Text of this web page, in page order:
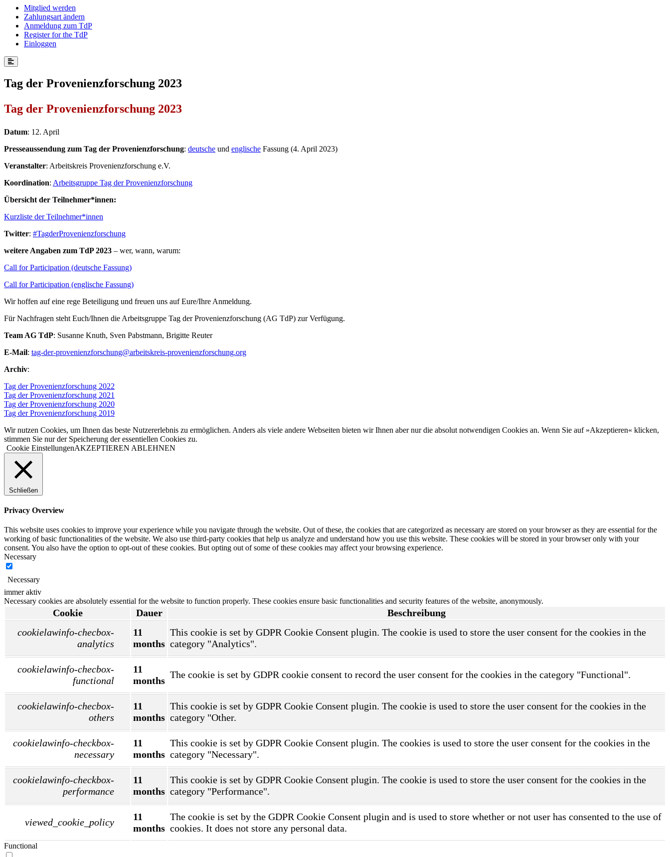
Mitglied werden
Zahlungsart ändern
Anmeldung zum TdP
Register for the TdP
Einloggen
Tag der Provenienzforschung 2023
Tag der Provenienzforschung 2023
Datum: 12. April
Presseaussendung zum Tag der Provenienzforschung: deutsche und englische Fassung (4. April 2023)
Veranstalter: Arbeitskreis Provenienzforschung e.V.
Koordination: Arbeitsgruppe Tag der Provenienzforschung
Übersicht der Teilnehmer*innen:
Kurzliste der Teilnehmer*innen
Twitter: #TagderProvenienzforschung
weitere Angaben zum TdP 2023 – wer, wann, warum:
Call for Participation (deutsche Fassung)
Call for Participation (englische Fassung)
Wir hoffen auf eine rege Beteiligung und freuen uns auf Eure/Ihre Anmeldung.
Für Nachfragen steht Euch/Ihnen die Arbeitsgruppe Tag der Provenienzforschung (AG TdP) zur Verfügung.
Team AG TdP: Susanne Knuth, Sven Pabstmann, Brigitte Reuter
E-Mail: tag-der-provenienzforschung@arbeitskreis-provenienzforschung.org
Archiv:
Tag der Provenienzforschung 2022
Tag der Provenienzforschung 2021
Tag der Provenienzforschung 2020
Tag der Provenienzforschung 2019
Wir nutzen Cookies, um Ihnen das beste Nutzererlebnis zu ermöglichen. Anders als viele andere Webseiten bieten wir Ihnen aber nur die absolut notwendigen Cookies an. Wenn Sie auf »Akzeptieren« klicken,
stimmen Sie nur der Speicherung der essentiellen Cookies zu.
Cookie EinstellungenAKZEPTIEREN ABLEHNEN
Schließen
Privacy Overview
This website uses cookies to improve your experience while you navigate through the website. Out of these, the cookies that are categorized as necessary are stored on your browser as they are essential for the
working of basic functionalities of the website. We also use third-party cookies that help us analyze and understand how you use this website. These cookies will be stored in your browser only with your
consent. You also have the option to opt-out of these cookies. But opting out of some of these cookies may affect your browsing experience.
Necessary
Necessary
immer aktiv
Necessary cookies are absolutely essential for the website to function properly. These cookies ensure basic functionalities and security features of the website, anonymously.
Cookie Dauer
Beschreibung
cookielawinfo-checbox-
analytics
11
months
This cookie is set by GDPR Cookie Consent plugin. The cookie is used to store the user consent for the cookies in the
category "Analytics".
cookielawinfo-checbox-
functional
11
months
The cookie is set by GDPR cookie consent to record the user consent for the cookies in the category "Functional".
cookielawinfo-checbox-
others
11
months
This cookie is set by GDPR Cookie Consent plugin. The cookie is used to store the user consent for the cookies in the
category "Other.
cookielawinfo-checkbox-
necessary
11
months
This cookie is set by GDPR Cookie Consent plugin. The cookies is used to store the user consent for the cookies in the
category "Necessary".
cookielawinfo-checkbox-
performance
11
months
This cookie is set by GDPR Cookie Consent plugin. The cookie is used to store the user consent for the cookies in the
category "Performance".
viewed_cookie_policy
11
months
The cookie is set by the GDPR Cookie Consent plugin and is used to store whether or not user has consented to the use of
cookies. It does not store any personal data.
Functional